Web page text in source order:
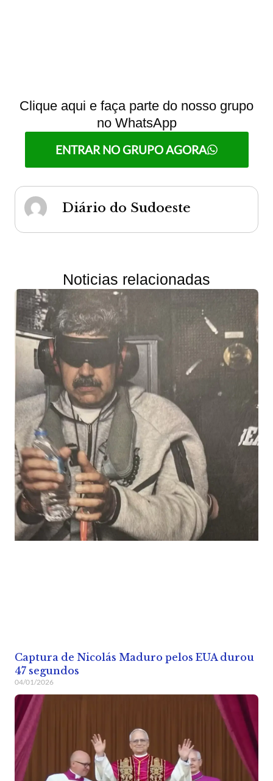
Clique aqui e faça parte do nosso grupo
no WhatsApp
ENTRAR NO GRUPO AGORA
Diário do Sudoeste
Noticias relacionadas
Captura de Nicolás Maduro pelos EUA durou
47 segundos
04/01/2026